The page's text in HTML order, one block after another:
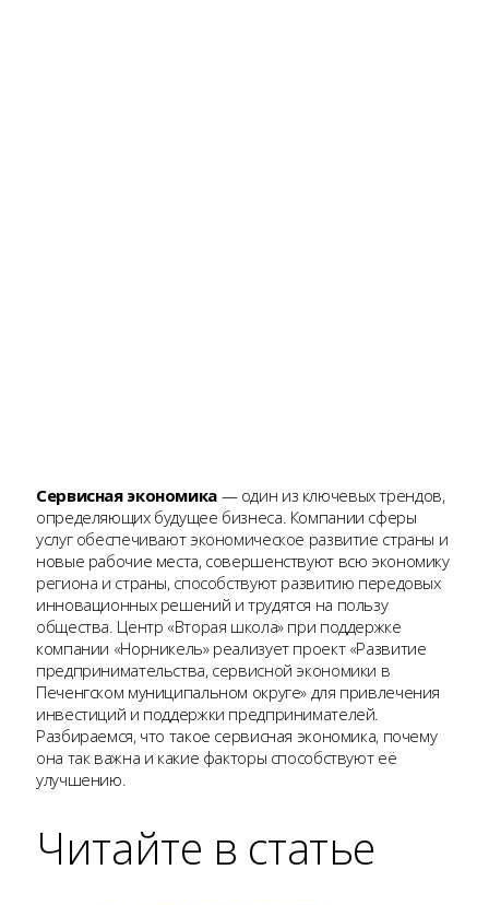
Сервисная экономика — один из ключевых трендов,
определяющих будущее бизнеса. Компании сферы
услуг обеспечивают экономическое развитие страны и
новые рабочие места, совершенствуют всю экономику
региона и страны, способствуют развитию передовых
инновационных решений и трудятся на пользу
общества. Центр «Вторая школа» при поддержке
компании «Норникель» реализует проект «Развитие
предпринимательства, сервисной экономики в
Печенгском муниципальном округе» для привлечения
инвестиций и поддержки предпринимателей.
Разбираемся, что такое сервисная экономика, почему
она так важна и какие факторы способствуют её
улучшению.
Читайте в статье